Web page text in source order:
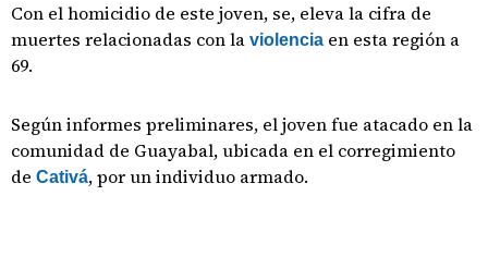
Con el homicidio de este joven, se, eleva la cifra de
muertes relacionadas con la violencia en esta región a
69.
Según informes preliminares, el joven fue atacado en la
comunidad de Guayabal, ubicada en el corregimiento
de Cativá, por un individuo armado.